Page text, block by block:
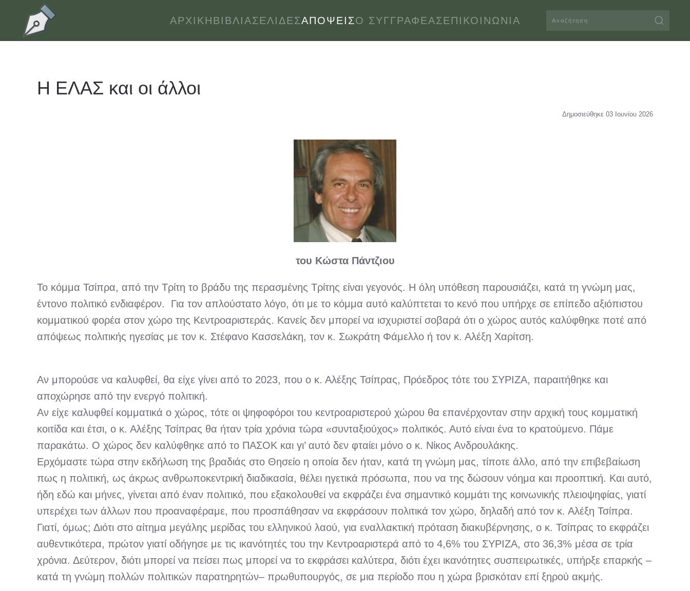
Skip to main content ΑΡΧΙΚΉΒΙΒΛΊΑΣΕΛΊΔΕΣΑΠΌΨΕΙΣΟ ΣΥΓΓΡΑΦΈΑΣΕΠΙΚΟΙΝΩΝΊΑ
Η ΕΛΑΣ και οι άλλοι
Δημοσιεύθηκε 03 Ιουνίου 2026
του Κώστα Πάντζιου
Το κόμμα Τσίπρα, από την Τρίτη το βράδυ της περασμένης Τρίτης είναι γεγονός. Η όλη υπόθεση παρουσιάζει, κατά τη γνώμη μας,
έντονο πολιτικό ενδιαφέρον. Για τον απλούστατο λόγο, ότι με το κόμμα αυτό καλύπτεται το κενό που υπήρχε σε επίπεδο αξιόπιστου
κομματικού φορέα στον χώρο της Κεντροαριστεράς. Κανείς δεν μπορεί να ισχυριστεί σοβαρά ότι ο χώρος αυτός καλύφθηκε ποτέ από
απόψεως πολιτικής ηγεσίας με τον κ. Στέφανο Κασσελάκη, τον κ. Σωκράτη Φάμελλο ή τον κ. Αλέξη Χαρίτση.
Αν μπορούσε να καλυφθεί, θα είχε γίνει από το 2023, που ο κ. Αλέξης Τσίπρας, Πρόεδρος τότε του ΣΥΡΙΖΑ, παραιτήθηκε και
αποχώρησε από την ενεργό πολιτική.
Αν είχε καλυφθεί κομματικά ο χώρος, τότε οι ψηφοφόροι του κεντροαριστερού χώρου θα επανέρχονταν στην αρχική τους κομματική
κοιτίδα και έτσι, ο κ. Αλέξης Τσίπρας θα ήταν τρία χρόνια τώρα «συνταξιούχος» πολιτικός. Αυτό είναι ένα το κρατούμενο. Πάμε
παρακάτω. Ο χώρος δεν καλύφθηκε από το ΠΑΣΟΚ και γι’ αυτό δεν φταίει μόνο ο κ. Νίκος Ανδρουλάκης.
Ερχόμαστε τώρα στην εκδήλωση της βραδιάς στο Θησείο η οποία δεν ήταν, κατά τη γνώμη μας, τίποτε άλλο, από την επιβεβαίωση
πως η πολιτική, ως άκρως ανθρωποκεντρική διαδικασία, θέλει ηγετικά πρόσωπα, που να της δώσουν νόημα και προοπτική. Και αυτό,
ήδη εδώ και μήνες, γίνεται από έναν πολιτικό, που εξακολουθεί να εκφράζει ένα σημαντικό κομμάτι της κοινωνικής πλειοψηφίας, γιατί
υπερέχει των άλλων που προαναφέραμε, που προσπάθησαν να εκφράσουν πολιτικά τον χώρο, δηλαδή από τον κ. Αλέξη Τσίπρα.
Γιατί, όμως; Διότι στο αίτημα μεγάλης μερίδας του ελληνικού λαού, για εναλλακτική πρόταση διακυβέρνησης, ο κ. Τσίπρας το εκφράζει
αυθεντικότερα, πρώτον γιατί οδήγησε με τις ικανότητές του την Κεντροαριστερά από το 4,6% του ΣΥΡΙΖΑ, στο 36,3% μέσα σε τρία
χρόνια. Δεύτερον, διότι μπορεί να πείσει πως μπορεί να το εκφράσει καλύτερα, διότι έχει ικανότητες συσπειρωτικές, υπήρξε επαρκής –
κατά τη γνώμη πολλών πολιτικών παρατηρητών– πρωθυπουργός, σε μια περίοδο που η χώρα βρισκόταν επί ξηρού ακμής.